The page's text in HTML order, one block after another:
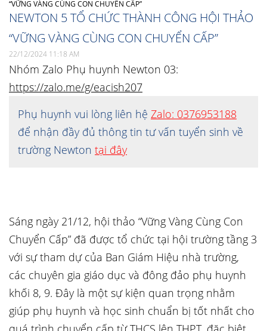
“VỮNG VÀNG CÙNG CON CHUYỂN CẤP”
NEWTON 5 TỔ CHỨC THÀNH CÔNG HỘI THẢO
“VỮNG VÀNG CÙNG CON CHUYỂN CẤP”
22/12/2024 11:18 AM
Nhóm Zalo Phụ huynh Newton 03:
https://zalo.me/g/eacish207
Phụ huynh vui lòng liên hệ Zalo: 0376953188
để nhận đầy đủ thông tin tư vấn tuyển sinh về
trường Newton tại đây
Sáng ngày 21/12, hội thảo “Vững Vàng Cùng Con
Chuyển Cấp” đã được tổ chức tại hội trường tầng 3
với sự tham dự của Ban Giám Hiệu nhà trường,
các chuyên gia giáo dục và đông đảo phụ huynh
khối 8, 9. Đây là một sự kiện quan trọng nhằm
giúp phụ huynh và học sinh chuẩn bị tốt nhất cho